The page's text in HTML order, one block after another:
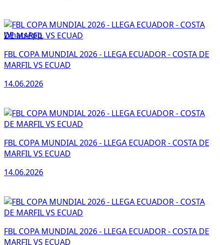
WhatsApp
FBL COPA MUNDIAL 2026 - LLEGA ECUADOR - COSTA DE
MARFIL VS ECUAD
14.06.2026
FBL COPA MUNDIAL 2026 - LLEGA ECUADOR - COSTA DE
MARFIL VS ECUAD
14.06.2026
FBL COPA MUNDIAL 2026 - LLEGA ECUADOR - COSTA DE
MARFIL VS ECUAD